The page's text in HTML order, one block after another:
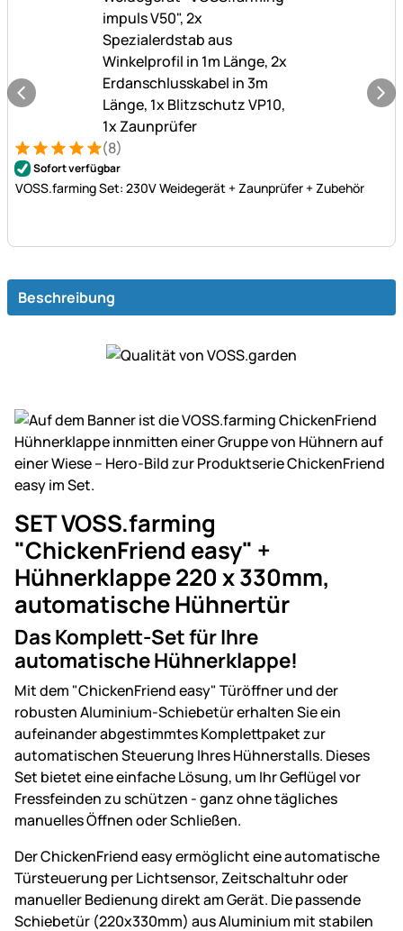
Bewertung: 5 von 5 (8 Bewertungen)
8 Bewertungen
(8)
Sofort verfügbar
VOSS.farming Set: 230V Weidegerät + Zaunprüfer + Zubehör
Beschreibung
SET VOSS.farming
"ChickenFriend easy" +
Hühnerklappe 220 x 330mm,
automatische Hühnertür
Das Komplett-Set für Ihre
automatische Hühnerklappe!
Mit dem "ChickenFriend easy" Türöffner und der
robusten Aluminium-Schiebetür erhalten Sie ein
aufeinander abgestimmtes Komplettpaket zur
automatischen Steuerung Ihres Hühnerstalls. Dieses
Set bietet eine einfache Lösung, um Ihr Geflügel vor
Fressfeinden zu schützen - ganz ohne tägliches
manuelles Öffnen oder Schließen.
Der ChickenFriend easy ermöglicht eine automatische
Türsteuerung per Lichtsensor, Zeitschaltuhr oder
manueller Bedienung direkt am Gerät. Die passende
Schiebetür (220x330mm) aus Aluminium mit stabilen